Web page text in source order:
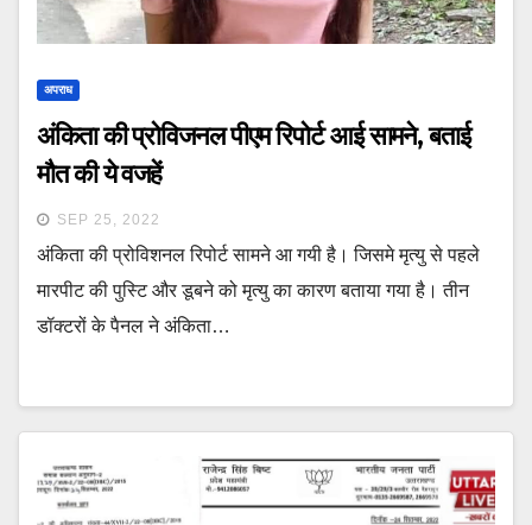
अपराध
अंकिता की प्रोविजनल पीएम रिपोर्ट आई सामने, बताई
मौत की ये वजहें
SEP 25, 2022
अंकिता की प्रोविशनल रिपोर्ट सामने आ गयी है। जिसमे मृत्यु से पहले
मारपीट की पुस्टि और डूबने को मृत्यु का कारण बताया गया है। तीन
डॉक्टरों के पैनल ने अंकिता…